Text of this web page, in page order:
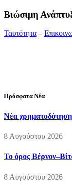
Bιώσιμη
Ταυτότητα –
Πρόσφατα Νέα
Νέα χρηματοδότηση
8 Αυγούστου 2026
Το όρος
8 Αυγούστου 2026